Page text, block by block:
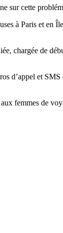
sur cette
à Paris et en
chargée de
d’appel et
femmes de